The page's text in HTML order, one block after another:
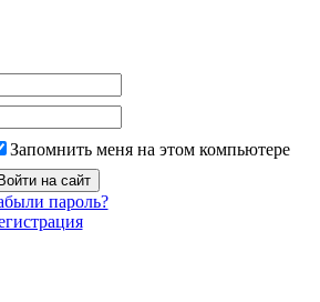
Запомнить меня на этом компьютере
пароль?